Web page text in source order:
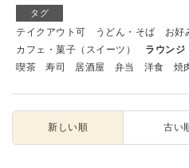
タグ
テイクアウト可 うどん・そば
お好
カフェ・菓子（スイーツ）
ラウンジ
喫茶
寿司 居酒屋 弁当 洋食 焼
新しい順 古い